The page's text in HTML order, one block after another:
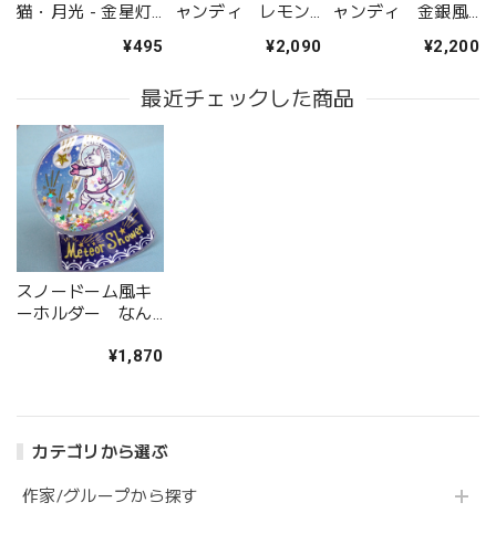
カテゴリから選ぶ
作家/グループから探す
猫・月光 - 金星灯
¥495
ャンディ レモン
¥2,090
ャンディ 金銀風
¥2,200
最近チェックした商品
スノードーム風キ
ーホルダー なん
金星灯百貨店¥1,870